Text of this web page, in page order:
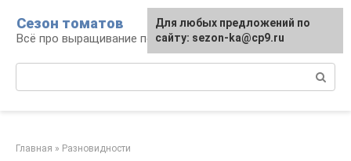
контенту
Сезон томатов
Всё про выращивание помидоров
Главная » Разновидности
Для любых предложений по
сайту: sezon-ka@cp9.ru